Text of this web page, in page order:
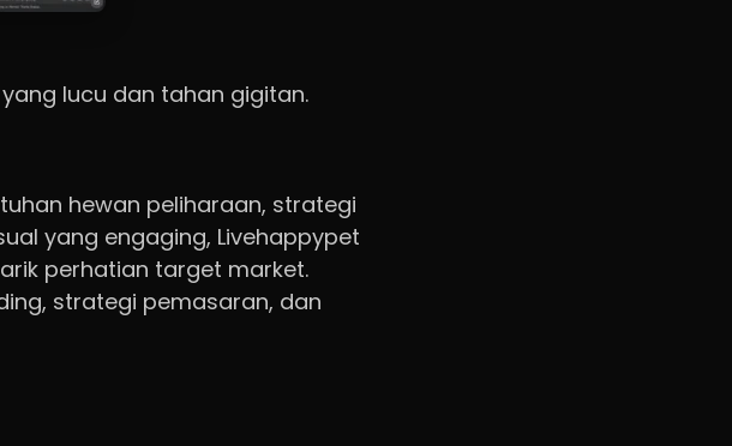
lucu dan tahan gigitan.
hewan peliharaan, strategi
yang engaging, Livehappypet
perhatian target market.
strategi pemasaran, dan